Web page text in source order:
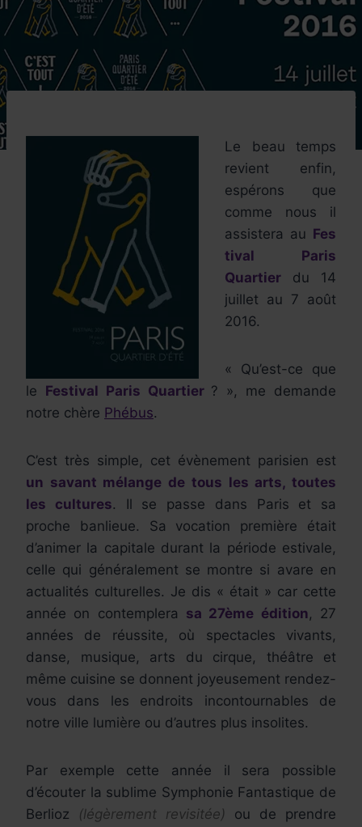
Le beau temps
revient enfin,
espérons que
comme nous il
assistera au Fes
tival Paris
Quartier du 14
juillet au 7 août
2016.
« Qu’est-ce que
le Festival Paris Quartier ? », me demande
notre chère Phébus.
C’est très simple, cet évènement parisien est
un savant mélange de tous les arts, toutes
les cultures. Il se passe dans Paris et sa
proche banlieue. Sa vocation première était
d’animer la capitale durant la période estivale,
celle qui généralement se montre si avare en
actualités culturelles. Je dis « était » car cette
année on contemplera sa 27ème édition, 27
années de réussite, où spectacles vivants,
danse, musique, arts du cirque, théâtre et
même cuisine se donnent joyeusement rendez-
vous dans les endroits incontournables de
notre ville lumière ou d’autres plus insolites.
Par exemple cette année il sera possible
d’écouter la sublime Symphonie Fantastique de
Berlioz (légèrement revisitée) ou de prendre